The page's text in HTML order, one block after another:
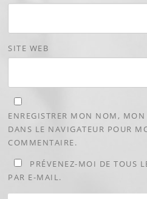
SITE WEB
ENREGISTRER MON NOM,
DANS LE NAVIGATEUR POUR
COMMENTAIRE.
PRÉVENEZ-MOI DE TOUS
PAR E-MAIL.